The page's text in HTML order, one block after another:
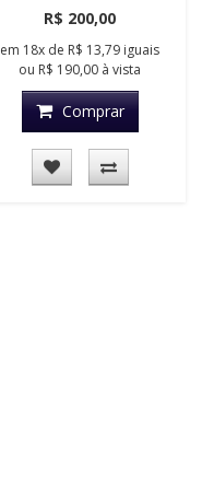
R$ 200,00
em 18x de R$ 13,79 iguais
ou R$ 190,00 à vista
Comprar